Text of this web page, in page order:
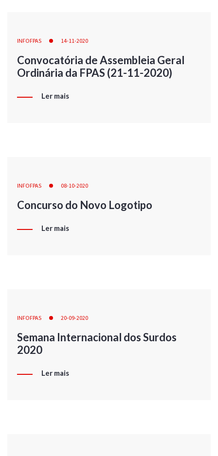
INFOFPAS 14-11-2020
Convocatória de Assembleia Geral
Ordinária da FPAS (21-11-2020)
Ler mais
INFOFPAS 08-10-2020
Concurso do Novo Logotipo
Ler mais
INFOFPAS 20-09-2020
Semana Internacional dos Surdos
2020
Ler mais